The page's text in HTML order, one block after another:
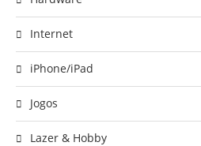
Internet
iPhone/iPad
Jogos
Lazer & Hobby